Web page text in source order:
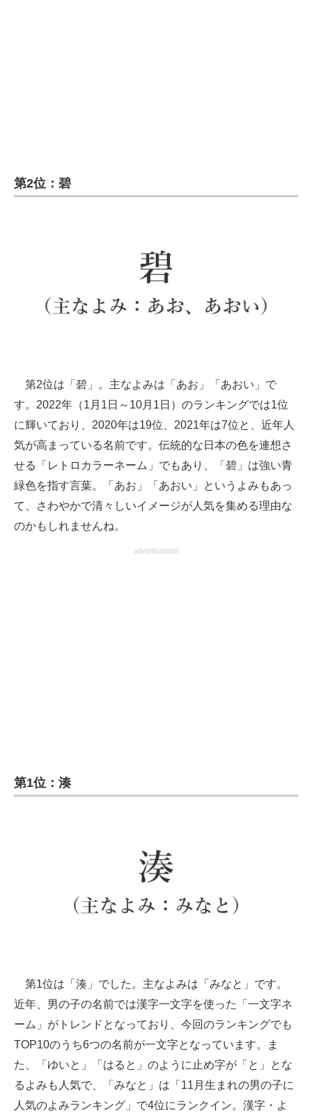
第2位：碧
第2位は「碧」。主なよみは「あお」「あおい」で
す。2022年（1月1日～10月1日）のランキングでは1位
に輝いており、2020年は19位、2021年は7位と、近年人
気が高まっている名前です。伝統的な日本の色を連想さ
せる「レトロカラーネーム」でもあり、「碧」は強い青
緑色を指す言葉。「あお」「あおい」というよみもあっ
て、さわやかで清々しいイメージが人気を集める理由な
のかもしれませんね。
advertisement
第1位：湊
第1位は「湊」でした。主なよみは「みなと」です。
近年、男の子の名前では漢字一文字を使った「一文字ネ
ーム」がトレンドとなっており、今回のランキングでも
TOP10のうち6つの名前が一文字となっています。ま
た、「ゆいと」「はると」のように止め字が「と」とな
るよみも人気で、「みなと」は「11月生まれの男の子に
人気のよみランキング」で4位にランクイン。漢字・よ